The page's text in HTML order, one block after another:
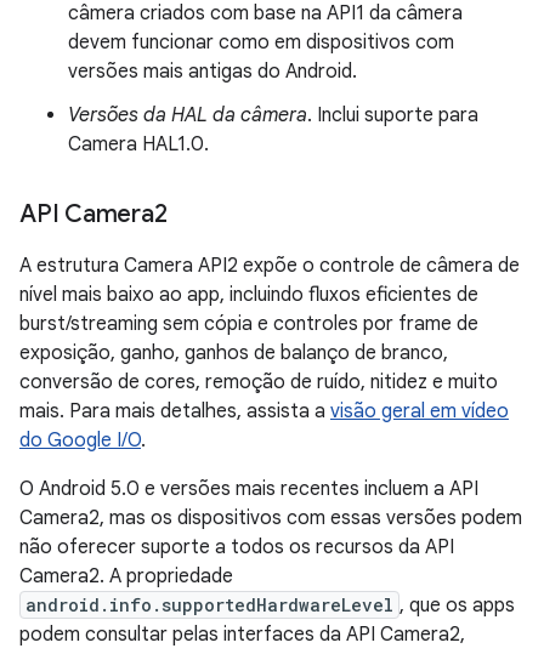
câmera criados com base na API1 da câmera
devem funcionar como em dispositivos com
versões mais antigas do Android.
Versões da HAL da câmera. Inclui suporte para
Camera HAL1.0.
API Camera2
A estrutura Camera API2 expõe o controle de câmera de
nível mais baixo ao app, incluindo fluxos eficientes de
burst/streaming sem cópia e controles por frame de
exposição, ganho, ganhos de balanço de branco,
conversão de cores, remoção de ruído, nitidez e muito
mais. Para mais detalhes, assista a visão geral em vídeo
do Google I/O.
O Android 5.0 e versões mais recentes incluem a API
Camera2, mas os dispositivos com essas versões podem
não oferecer suporte a todos os recursos da API
Camera2. A propriedade
android.info.supportedHardwareLevel , que os apps
podem consultar pelas interfaces da API Camera2,